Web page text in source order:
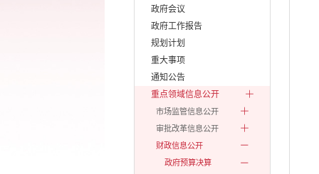
政府会议
政府工作报告
规划计划
重大事项
通知公告
重点领域信息公开
市场监管信息公开
审批改革信息公开
财政信息公开
政府预算决算